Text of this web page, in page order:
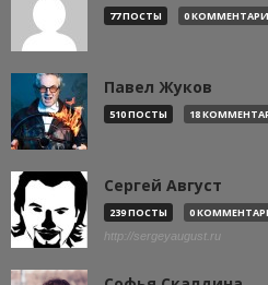
77 ПОСТЫ 0
Павел Жуков
510 ПОСТЫ 18
Сергей Август
239 ПОСТЫ 0
http://sergeyaugust.ru